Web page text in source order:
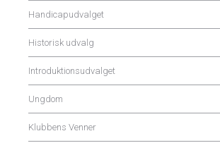
Handicapudvalget
Historisk udvalg
Introduktionsudvalget
Ungdom
Klubbens Venner